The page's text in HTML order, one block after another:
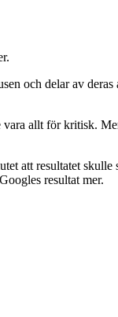
och delar av
allt för kritisk.
att resultatet
resultat mer.